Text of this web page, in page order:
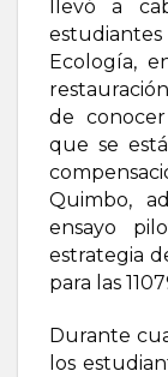
llevó a
Ecología,
de
que se
Quimbo,
ensayo
estrategia
para las
Durante
los